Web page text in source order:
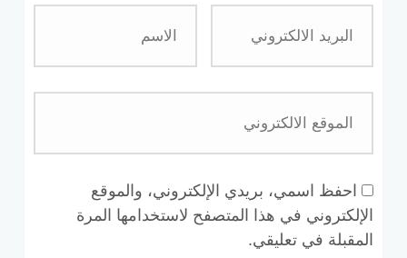
احفظ اسمي، بريدي الإلكتروني، والموقع
الإلكتروني في هذا المتصفح لاستخدامها المرة
المقبلة في تعليقي.